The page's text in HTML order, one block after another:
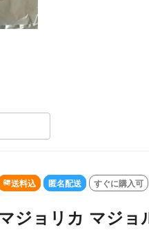
送料込 匿名配送 すぐに購入可
ジョリカ マジョ